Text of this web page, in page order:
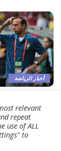
أخبار الرياضة
البرازيلي بعد
بسبب التحرّش
relevant
repeat
use of ALL
to